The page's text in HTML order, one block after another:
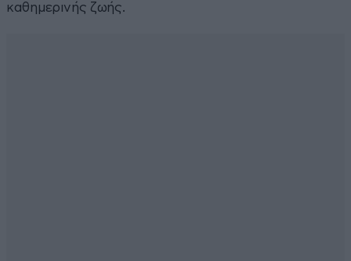
καθημερινής ζωής.